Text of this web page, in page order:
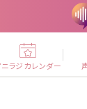
ニラジカレンダー